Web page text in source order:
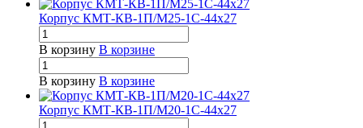
Корпус КМТ-КВ-1П/М25-1С-44х27
В корзину В корзине
В корзину В корзине
Корпус КМТ-КВ-1П/М20-1С-44х27